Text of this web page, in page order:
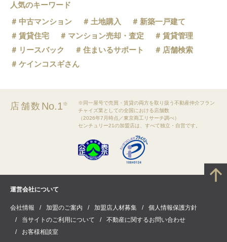
人気のキーワード
中古マンション
土地購入
新築一戸建て
賃貸住宅
マンション売却・査定
賃貸管理
リースバック
住まいるサポート
店舗検索
ケインコスギさん
店舗数 No.1※
※同一屋号で売買・賃貸の両方を取り扱う不動産仲介フラン
チャイズ業としての全国における店舗数
（2026年7月時点／東京商工リサーチ調べ）
センチュリー21の加盟店は、すべて独立・自営です。
運営会社について
会社情報 加盟のご案内 加盟店人材募集
個人情報保護方針
当サイトのご利用について
不動産に関するお問い合わせ
お客様相談室